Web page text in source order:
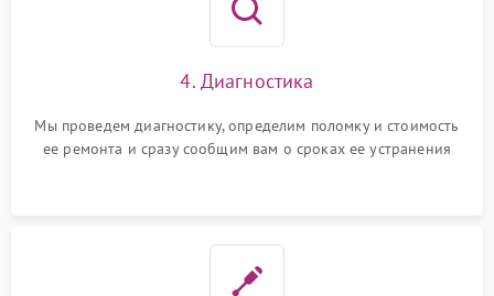
4. Диагностика
Мы проведем диагностику, определим поломку и стоимость
ее ремонта и сразу сообщим вам о сроках ее устранения